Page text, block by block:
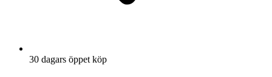
30 dagars öppet köp